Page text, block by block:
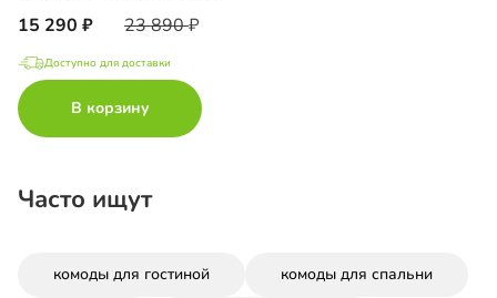
15 290 23 890
Доступно для доставки
В корзину
Часто ищут
комоды для гостиной комоды для спальни